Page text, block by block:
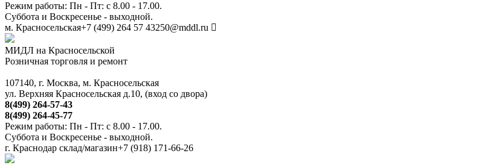
Режим работы: Пн - Пт: с 8.00 - 17.00.
Суббота и Воскресенье - выходной.
м. Красносельская+7 (499) 264 57 43250@mddl.ru
МИДЛ на Красносельской
Розничная торговля и ремонт
107140, г. Москва, м. Красносельская
ул. Верхняя Красносельская д.10, (вход со двора)
8(499) 264-57-43
8(499) 264-45-77
Режим работы: Пн - Пт: с 8.00 - 17.00.
Суббота и Воскресенье - выходной.
г. Краснодар склад/магазин+7 (918) 171-66-26